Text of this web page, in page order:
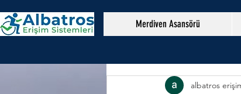
Merdiven Asansörü
albatros